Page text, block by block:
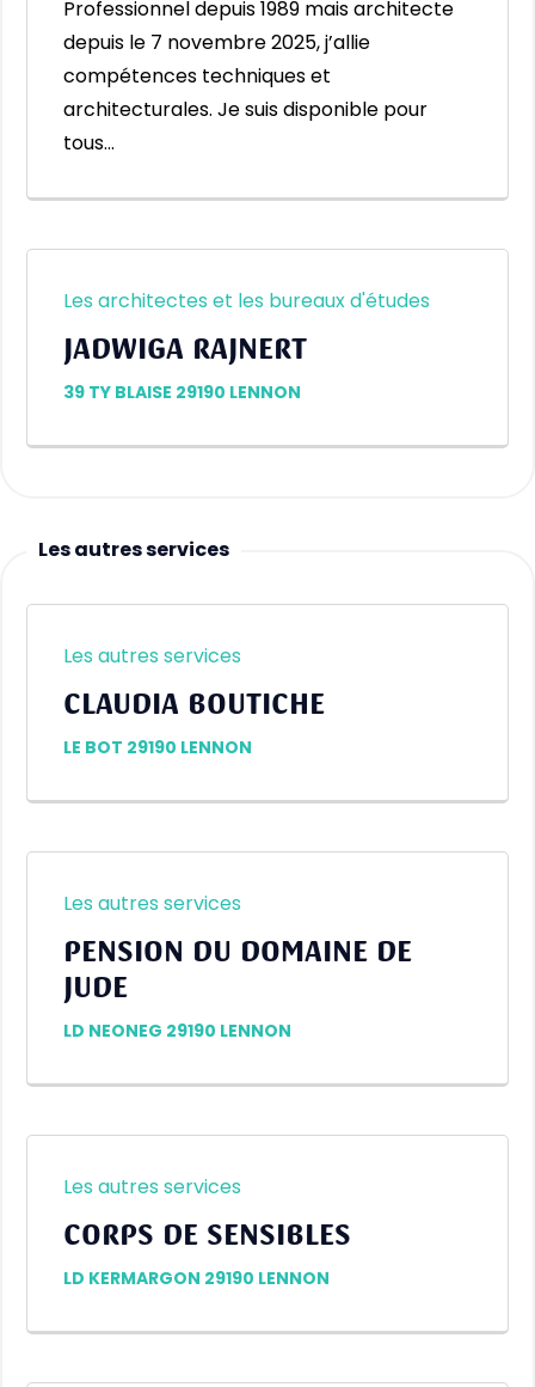
Professionnel depuis 1989 mais architecte
depuis le 7 novembre 2025, j’allie
compétences techniques et
architecturales. Je suis disponible pour
tous…
Les architectes et les bureaux d'études
JADWIGA RAJNERT
39 TY BLAISE 29190 LENNON
Les autres services
Les autres services
CLAUDIA BOUTICHE
LE BOT 29190 LENNON
Les autres services
PENSION DU DOMAINE DE
JUDE
LD NEONEG 29190 LENNON
Les autres services
CORPS DE SENSIBLES
LD KERMARGON 29190 LENNON